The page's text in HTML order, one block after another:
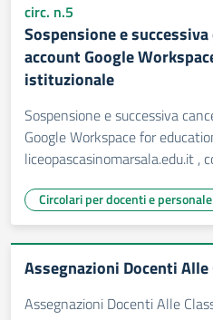
circ. n.5
Sospensione e
account Google
istituzionale
Sospensione e successiva
Google Workspace for
liceopascasinomarsala.edu.it ,
Circolari per docenti e personale
Assegnazioni Docenti
Assegnazioni Docenti Alle